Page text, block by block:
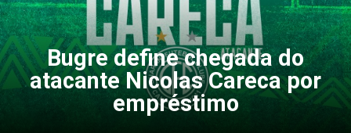
Bugre define chegada do
atacante Nicolas Careca por
empréstimo